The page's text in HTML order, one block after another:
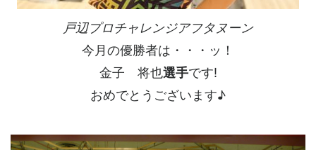
戸辺プロチャレンジアフタヌーン
今月の優勝者は・・・ッ！
金子 将也選手です!
おめでとうございます♪